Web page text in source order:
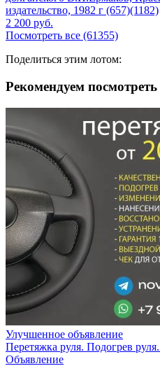
издательство, 1982 г (657)(1182)
2 200 руб.
Посмотреть все (61355)
Поделиться этим лотом:
Рекомендуем посмотреть
Улучшенное объявление
Перетяжка руля. Подогрев
Объявление